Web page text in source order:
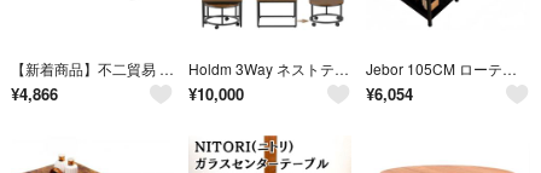
【新着商品】不二貿易 ローテーブル 折りたたみテーブル 幅90×奥行60×高さ3
¥4,866
Holdm 3Way ネストテーブル 2個セットローテーブル 正方形 円形 ウォ
¥10,000
Jebor 105CM ローテーブル センターテーブル コーヒーテーブル リビン
¥6,054